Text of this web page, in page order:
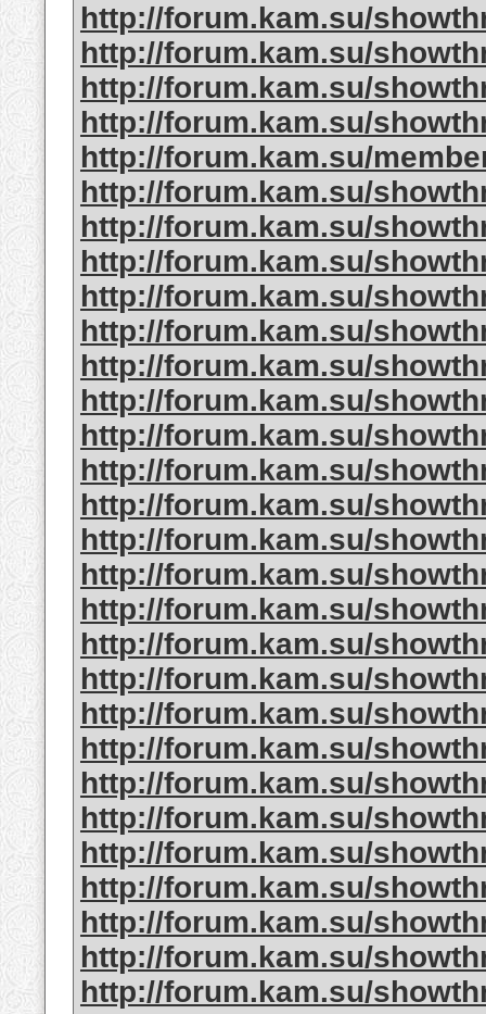
http://forum.kam.su/
http://forum.kam.su/
http://forum.kam.su/
http://forum.kam.su/
http://forum.kam.su/
http://forum.kam.su/
http://forum.kam.su/
http://forum.kam.su/
http://forum.kam.su/
http://forum.kam.su/
http://forum.kam.su/
http://forum.kam.su/
http://forum.kam.su/
http://forum.kam.su/
http://forum.kam.su/
http://forum.kam.su/
http://forum.kam.su/
http://forum.kam.su/
http://forum.kam.su/
http://forum.kam.su/
http://forum.kam.su/
http://forum.kam.su/
http://forum.kam.su/
http://forum.kam.su/
http://forum.kam.su/
http://forum.kam.su/
http://forum.kam.su/
http://forum.kam.su/
http://forum.kam.su/